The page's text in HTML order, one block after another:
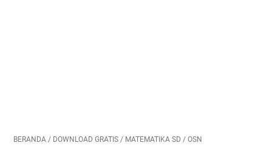
BERANDA / DOWNLOAD GRATIS / MATEMATIKA SD / OSN